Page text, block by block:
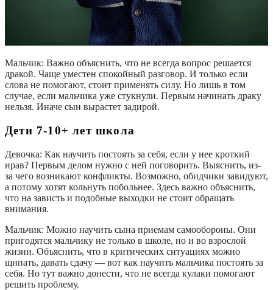
Мальчик: Важно объяснить, что не всегда вопрос решается
дракой. Чаще уместен спокойный разговор. И только если
слова не помогают, стоит применять силу. Но лишь в том
случае, если мальчика уже стукнули. Первым начинать драку
нельзя. Иначе сын вырастет задирой.
Дети 7-10+ лет школа
Девочка: Как научить постоять за себя, если у нее кроткий
нрав? Первым делом нужно с ней поговорить. Выяснить, из-
за чего возникают конфликты. Возможно, обидчики завидуют,
а потому хотят кольнуть побольнее. Здесь важно объяснить,
что на зависть и подобные выходки не стоит обращать
внимания.
Мальчик: Можно научить сына приемам самообороны. Они
пригодятся мальчику не только в школе, но и во взрослой
жизни. Объяснить, что в критических ситуациях можно
щипать, давать сдачу — вот как научить мальчика постоять за
себя. Но тут важно донести, что не всегда кулаки помогают
решить проблему.